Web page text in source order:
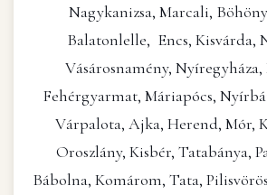
Nagykanizsa, Marcali,
Balatonlelle, Encs, Kisvárda,
Vásárosnamény, Nyíregyháza,
Fehérgyarmat, Máriapócs,
Várpalota, Ajka, Herend, Mór,
Oroszlány, Kisbér, Tatabánya,
Bábolna, Komárom, Tata,